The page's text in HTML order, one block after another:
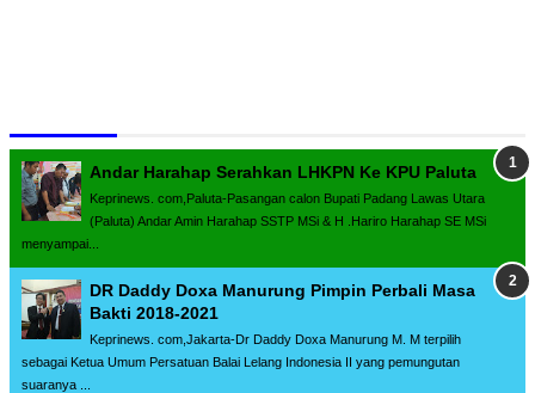
Andar Harahap Serahkan LHKPN Ke KPU Paluta
Keprinews. com,Paluta-Pasangan calon Bupati Padang Lawas Utara
(Paluta) Andar Amin Harahap SSTP MSi & H .Hariro Harahap SE MSi
menyampai...
DR Daddy Doxa Manurung Pimpin Perbali Masa
Bakti 2018-2021
Keprinews. com,Jakarta-Dr Daddy Doxa Manurung M. M terpilih
sebagai Ketua Umum Persatuan Balai Lelang Indonesia II yang pemungutan
suaranya ...